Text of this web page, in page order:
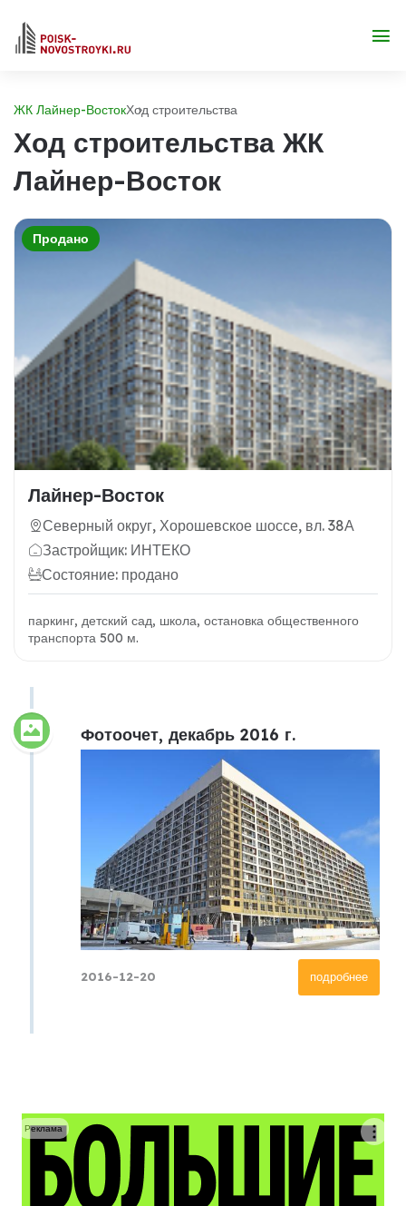
ЖК Лайнер-ВостокХод строительства
Ход строительства ЖК
Лайнер-Восток
Продано
Лайнер-Восток
Северный округ, Хорошевское шоссе, вл. 38А
Застройщик: ИНТЕКО
Состояние: продано
паркинг, детский сад, школа, остановка общественного
транспорта 500 м.
Фотоочет, декабрь 2016 г.
подробнее
2016-12-20
Реклама